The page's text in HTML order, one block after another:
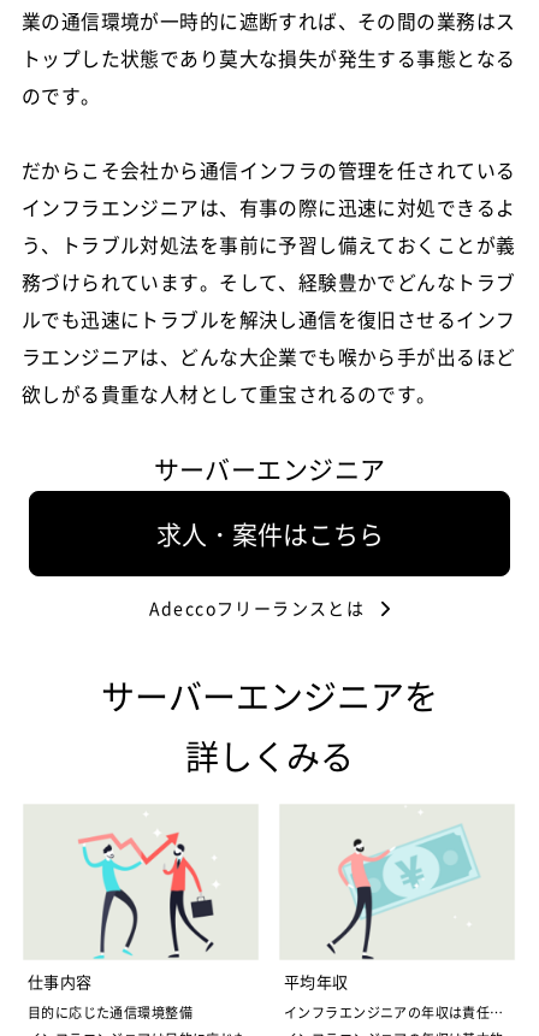
業の通信環境が一時的に遮断すれば、その間の業務はス
トップした状態であり莫大な損失が発生する事態となる
のです。
だからこそ会社から通信インフラの管理を任されている
インフラエンジニアは、有事の際に迅速に対処できるよ
う、トラブル対処法を事前に予習し備えておくことが義
務づけられています。そして、経験豊かでどんなトラブ
ルでも迅速にトラブルを解決し通信を復旧させるインフ
ラエンジニアは、どんな大企業でも喉から手が出るほど
欲しがる貴重な人材として重宝されるのです。
サーバーエンジニア
求人・案件はこちら
Adeccoフリーランスとは
サーバーエンジニアを
詳しくみる
仕事内容
目的に応じた通信環境整備
平均年収
インフラエンジニアの年収は責任の